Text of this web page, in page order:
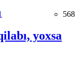
568
yoxsa